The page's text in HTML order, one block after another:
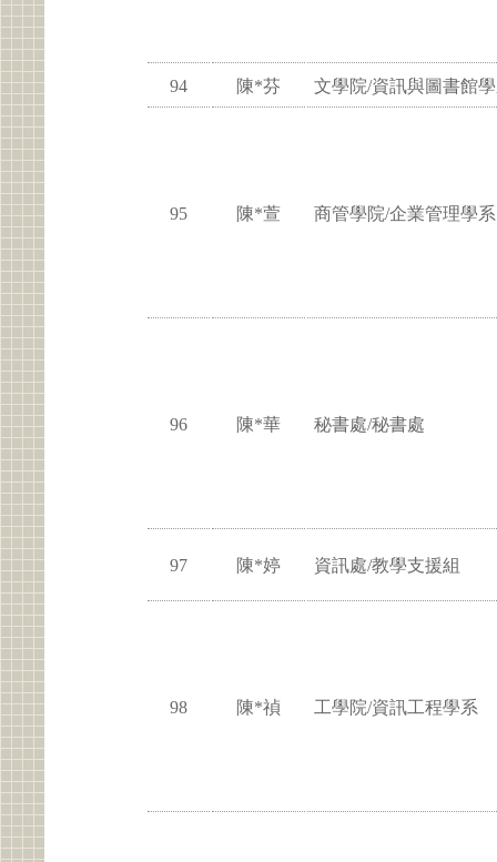
94 陳*芬 文學院/資訊與圖書館
95 陳*萱 商管學院/企業管理學系
96 陳*華 秘書處/秘書處
97 陳*婷 資訊處/教學支援組
98 陳*禎 工學院/資訊工程學系